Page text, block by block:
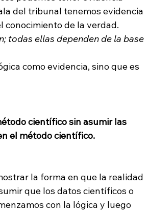
del tribunal tenemos evidencia
conocimiento de la verdad.
todas ellas dependen de la base
como evidencia, sino que es
científico sin asumir las
el método científico.
la forma en que la realidad
que los datos científicos o
con la lógica y luego